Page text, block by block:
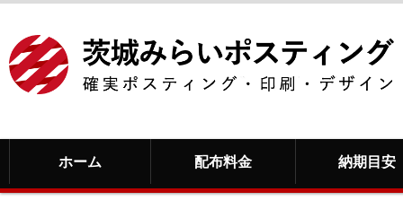
ホーム 配布料金 納期目安